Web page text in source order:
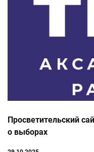
Просветительский
о выборах